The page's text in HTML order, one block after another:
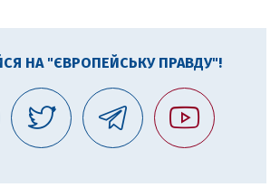
НА "ЄВРОПЕЙСЬКУ ПРАВДУ"!